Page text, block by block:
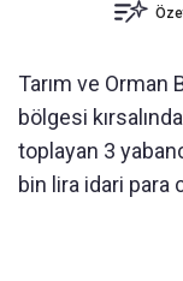
Tarım ve Orman
bölgesi
toplayan 3
bin lira idari para